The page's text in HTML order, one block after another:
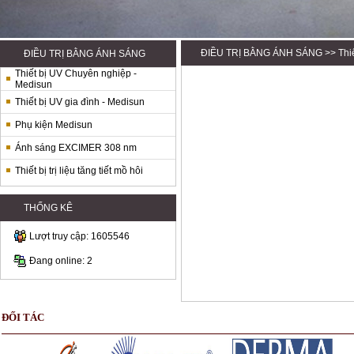
ĐIỀU TRỊ BẰNG ÁNH SÁNG
Thiết bị UV Chuyên nghiệp -
Medisun
Thiết bị UV gia đình - Medisun
Phụ kiện Medisun
Ánh sáng EXCIMER 308 nm
Thiết bị trị liệu tăng tiết mồ hôi
THỐNG KÊ
Lượt truy cập: 1605546
Đang online: 2
ĐIỀU TRỊ BẰNG ÁNH SÁNG >>
ĐỐI TÁC